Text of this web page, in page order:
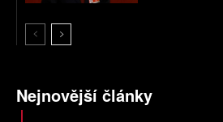
Nejnovější články